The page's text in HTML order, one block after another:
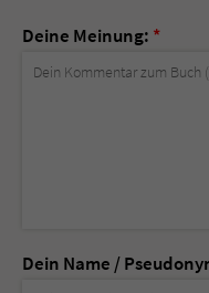
Deine Meinung: *
Dein Name /